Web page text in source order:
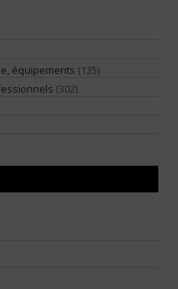
équipements (135)
(302)